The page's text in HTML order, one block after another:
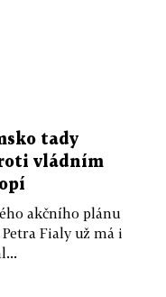
tady
vládním
akčního plánu
Fialy už má i